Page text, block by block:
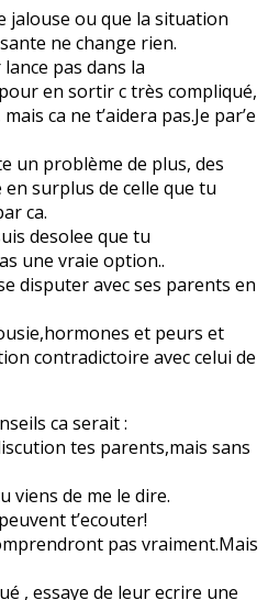
jalouse ou que la situation
ne change rien.
pas dans la
en sortir c très compliqué,
ca ne t’aidera pas.Je par’e
un problème de plus, des
surplus de celle que tu
ca.
desolee que tu
une vraie option..
disputer avec ses parents en
et peurs et
contradictoire avec celui de
ca serait :
tes parents,mais sans
viens de me le dire.
t’ecouter!
pas vraiment.Mais
, essaye de leur ecrire une